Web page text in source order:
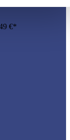
€*